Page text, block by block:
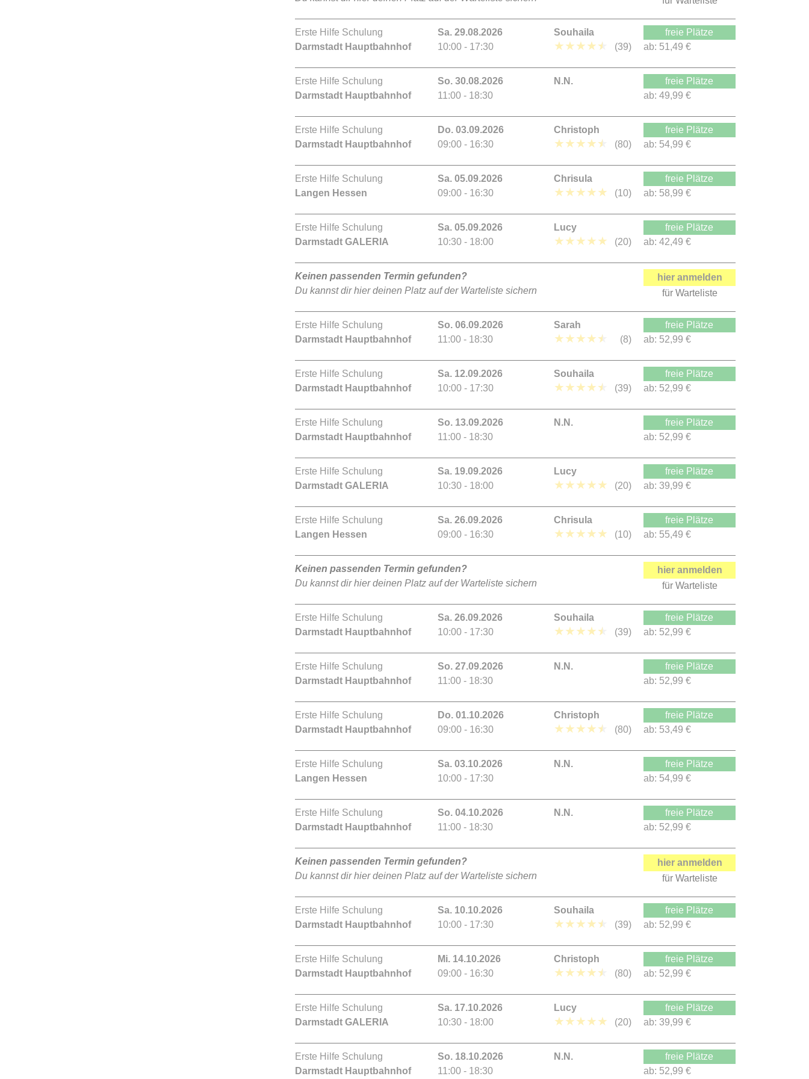
Erste Hilfe Schulung
Darmstadt Hauptbahnhof
Sa. 29.08.2026
10:00 - 17:30
Souhaila
★★★★★ (39)
freie Plätze
ab: 51,49 €
Erste Hilfe Schulung
Darmstadt Hauptbahnhof
So. 30.08.2026
11:00 - 18:30
N.N.
freie Plätze
ab: 49,99 €
Erste Hilfe Schulung
Darmstadt Hauptbahnhof
Do. 03.09.2026
09:00 - 16:30
Christoph
★★★★★ (80)
freie Plätze
ab: 54,99 €
Erste Hilfe Schulung
Langen Hessen
Sa. 05.09.2026
09:00 - 16:30
Chrisula
★★★★★ (10)
freie Plätze
ab: 58,99 €
Erste Hilfe Schulung
Darmstadt GALERIA
Sa. 05.09.2026
10:30 - 18:00
Lucy
★★★★★ (20)
freie Plätze
ab: 42,49 €
Keinen passenden Termin gefunden?
Du kannst dir hier deinen Platz auf der Warteliste sichern
hier anmelden
für Warteliste
Erste Hilfe Schulung
Darmstadt Hauptbahnhof
So. 06.09.2026
11:00 - 18:30
Sarah
★★★★★ (8)
freie Plätze
ab: 52,99 €
Erste Hilfe Schulung
Darmstadt Hauptbahnhof
Sa. 12.09.2026
10:00 - 17:30
Souhaila
★★★★★ (39)
freie Plätze
ab: 52,99 €
Erste Hilfe Schulung
Darmstadt Hauptbahnhof
So. 13.09.2026
11:00 - 18:30
N.N.
freie Plätze
ab: 52,99 €
Erste Hilfe Schulung
Darmstadt GALERIA
Sa. 19.09.2026
10:30 - 18:00
Lucy
★★★★★ (20)
freie Plätze
ab: 39,99 €
Erste Hilfe Schulung
Langen Hessen
Sa. 26.09.2026
09:00 - 16:30
Chrisula
★★★★★ (10)
freie Plätze
ab: 55,49 €
Keinen passenden Termin gefunden?
Du kannst dir hier deinen Platz auf der Warteliste sichern
hier anmelden
für Warteliste
Erste Hilfe Schulung
Darmstadt Hauptbahnhof
Sa. 26.09.2026
10:00 - 17:30
Souhaila
★★★★★ (39)
freie Plätze
ab: 52,99 €
Erste Hilfe Schulung
Darmstadt Hauptbahnhof
So. 27.09.2026
11:00 - 18:30
N.N.
freie Plätze
ab: 52,99 €
Erste Hilfe Schulung
Darmstadt Hauptbahnhof
Do. 01.10.2026
09:00 - 16:30
Christoph
★★★★★ (80)
freie Plätze
ab: 53,49 €
Erste Hilfe Schulung
Langen Hessen
Sa. 03.10.2026
10:00 - 17:30
N.N.
freie Plätze
ab: 54,99 €
Erste Hilfe Schulung
Darmstadt Hauptbahnhof
So. 04.10.2026
11:00 - 18:30
N.N.
freie Plätze
ab: 52,99 €
Keinen passenden Termin gefunden?
Du kannst dir hier deinen Platz auf der Warteliste sichern
hier anmelden
für Warteliste
Erste Hilfe Schulung
Darmstadt Hauptbahnhof
Sa. 10.10.2026
10:00 - 17:30
Souhaila
★★★★★ (39)
freie Plätze
ab: 52,99 €
Erste Hilfe Schulung
Darmstadt Hauptbahnhof
Mi. 14.10.2026
09:00 - 16:30
Christoph
★★★★★ (80)
freie Plätze
ab: 52,99 €
Erste Hilfe Schulung
Darmstadt GALERIA
Sa. 17.10.2026
10:30 - 18:00
Lucy
★★★★★ (20)
freie Plätze
ab: 39,99 €
Erste Hilfe Schulung
Darmstadt Hauptbahnhof
So. 18.10.2026
11:00 - 18:30
N.N.
freie Plätze
ab: 52,99 €